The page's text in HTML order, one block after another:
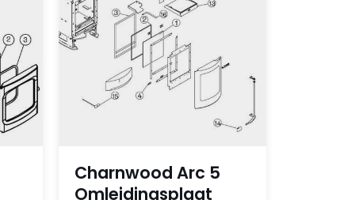
Charnwood Arc 5
Omleidingsplaat